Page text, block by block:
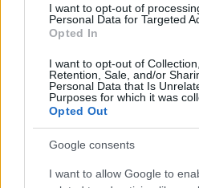
I want to opt-out of
Personal Data for Targeted
Opted In
I want to opt-out of
Retention, Sale, and/or
Personal Data that Is
Purposes for which it was
Opted Out
Google consents
I want to allow Google to
fagylalt
gluténmentes vegetáriánus
kalóriadús
Ajánlott bejegyzések: